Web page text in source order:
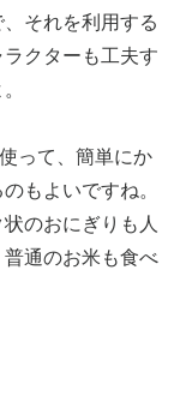
それを利用する
クターも工夫す
って、簡単にか
もよいですね。
のおにぎりも人
通のお米も食べ